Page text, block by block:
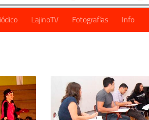
LajinoTV Fotografías Info